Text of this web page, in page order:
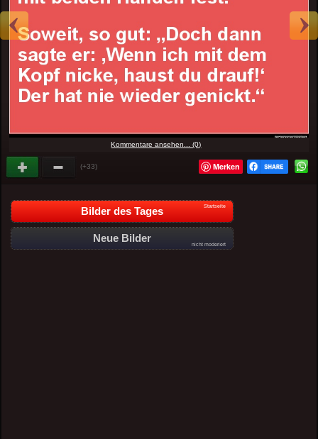
Kommentare ansehen... (0)
(+33) Merken
Bilder des Tages Startseite
Neue Bilder
nicht moderiert